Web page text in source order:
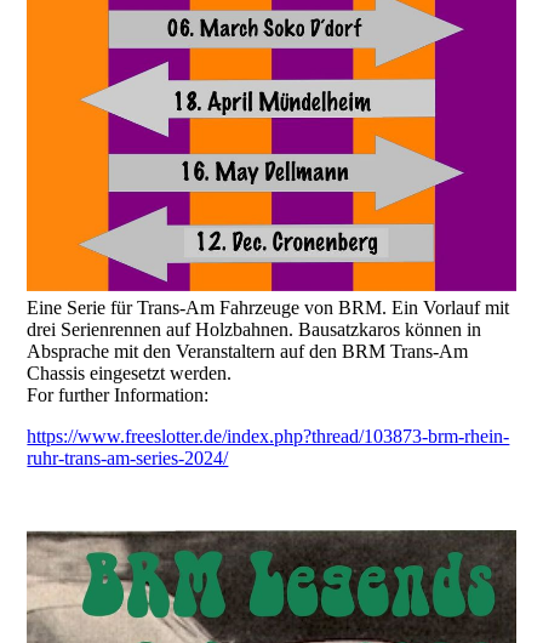
Eine Serie für Trans-Am Fahrzeuge von BRM. Ein Vorlauf mit
drei Serienrennen auf Holzbahnen. Bausatzkaros können in
Absprache mit den Veranstaltern auf den BRM Trans-Am
Chassis eingesetzt werden.
For further Information:
https://www.freeslotter.de/index.php?thread/103873-brm-rhein-
ruhr-trans-am-series-2024/